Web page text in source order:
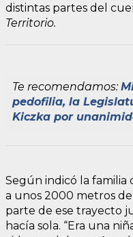
distintas partes del
Territorio.
Te recomendamos:
pedofilia, la
Kiczka por
Según indicó la familia
a unos 2000 metros de
parte de ese trayecto
hacía sola. “Era una